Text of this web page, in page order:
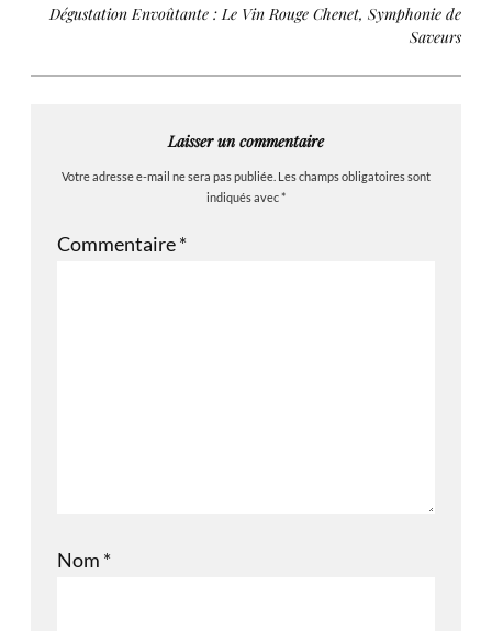
Dégustation Envoûtante : Le Vin Rouge Chenet, Symphonie de
Saveurs
Laisser un commentaire
Votre adresse e-mail ne sera pas publiée. Les champs obligatoires sont
indiqués avec*
Commentaire*
Nom *